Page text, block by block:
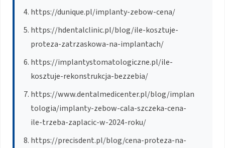
https://dunique.pl/implanty-zebow-cena/
https://hdentalclinic.pl/blog/ile-kosztuje-
proteza-zatrzaskowa-na-implantach/
https://implantystomatologiczne.pl/ile-
kosztuje-rekonstrukcja-bezzebia/
https://www.dentalmedicenter.pl/blog/implan
tologia/implanty-zebow-cala-szczeka-cena-
ile-trzeba-zaplacic-w-2024-roku/
https://precisdent.pl/blog/cena-proteza-na-